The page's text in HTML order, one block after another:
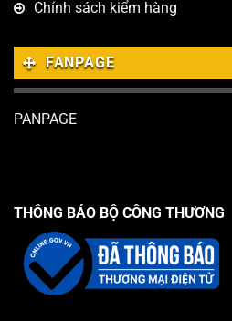
Chính sách kiểm hàng
FANPAGE
PANPAGE
THÔNG BÁO BỘ CÔNG THƯƠNG